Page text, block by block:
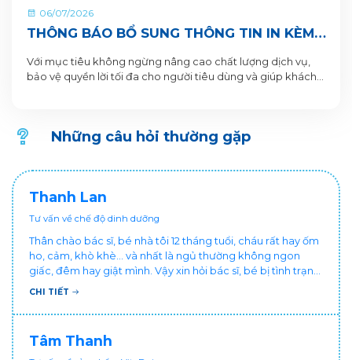
06/07/2026
THÔNG BÁO BỔ SUNG THÔNG TIN IN KÈM
PHẨM
Với mục tiêu không ngừng nâng cao chất lượng dịch vụ,
bảo vệ quyền lời tối đa cho người tiêu dùng và giúp khách
Những câu hỏi thường gặp
Thanh Lan
Tư vấn về chế độ dinh dưỡng
Thân chào bác sĩ, bé nhà tôi 12 tháng tuổi, cháu rất hay ốm
ho, cảm, khò khè... và nhất là ngủ thường không ngon
giấc, đêm hay giật mình. Vậy xin hỏi bác sĩ, bé bị tình trạng
vậy nên làm sao để con khỏe mạnh và ngủ ngon giấc hơn
chăm cháu hay ốm ạ?. Cảm ơn bác sĩ.
CHI TIẾT
Tâm Thanh